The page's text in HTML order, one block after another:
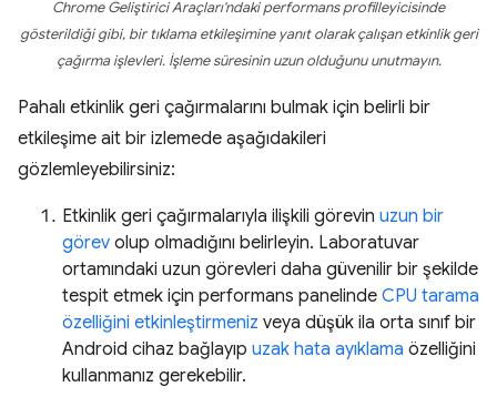
Chrome Geliştirici Araçları'ndaki performans profilleyicisinde
gösterildiği gibi, bir tıklama etkileşimine yanıt olarak çalışan etkinlik geri
çağırma işlevleri. İşleme süresinin uzun olduğunu unutmayın.
Pahalı etkinlik geri çağırmalarını bulmak için belirli bir
etkileşime ait bir izlemede aşağıdakileri
gözlemleyebilirsiniz:
Etkinlik geri çağırmalarıyla ilişkili görevin uzun bir
görev olup olmadığını belirleyin. Laboratuvar
ortamındaki uzun görevleri daha güvenilir bir şekilde
tespit etmek için performans panelinde CPU tarama
özelliğini etkinleştirmeniz veya düşük ila orta sınıf bir
Android cihaz bağlayıp uzak hata ayıklama özelliğini
kullanmanız gerekebilir.